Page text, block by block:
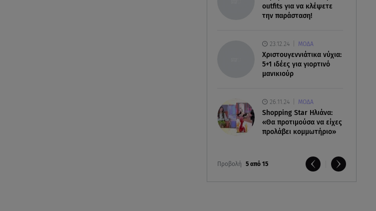
outfits για να κλέψετε
την παράσταση!
23.12.24 ΜΟΔΑ
Χριστουγεννιάτικα νύχια:
5+1 ιδέες για γιορτινό
μανικιούρ
26.11.24 ΜΟΔΑ
Shopping Star Ηλιάνα:
«Θα προτιμούσα να είχες
προλάβει κομμωτήριο»
Προβολή 5 από 15